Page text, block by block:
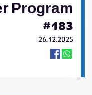
Program
#183
26.12.2025